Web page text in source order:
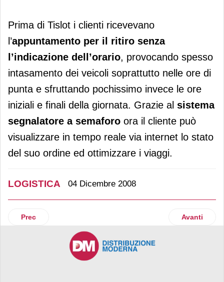
Prima di Tislot i clienti ricevevano
l’appuntamento per il ritiro senza
l’indicazione dell’orario, provocando spesso
intasamento dei veicoli soprattutto nelle ore di
punta e sfruttando pochissimo invece le ore
iniziali e finali della giornata. Grazie al sistema
segnalatore a semaforo ora il cliente può
visualizzare in tempo reale via internet lo stato
del suo ordine ed ottimizzare i viaggi.
LOGISTICA 04 Dicembre 2008
Articolo precedente: Si rafforzano le collaborazioni
Prec Articolo
Avanti